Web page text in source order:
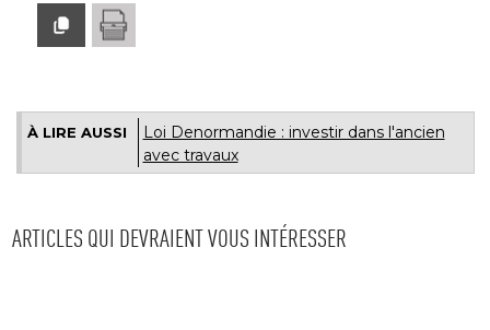
À LIRE AUSSI
Loi Denormandie : investir dans l'ancien
avec travaux
ARTICLES QUI DEVRAIENT VOUS INTÉRESSER